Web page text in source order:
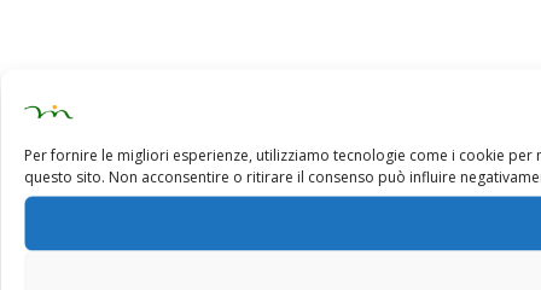
Per fornire le migliori esperienze, utilizziamo tecnologie come i cookie
questo sito. Non acconsentire o ritirare il consenso può influire